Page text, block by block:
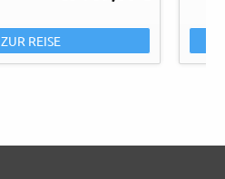
ZUR REISE